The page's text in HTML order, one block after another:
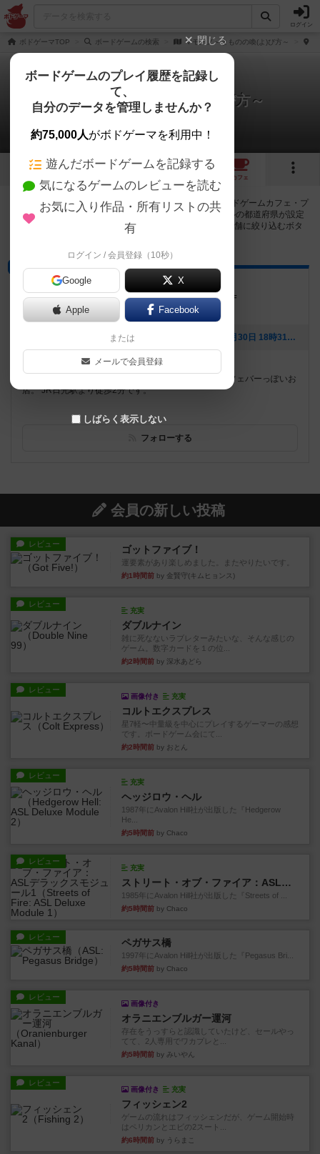
ログイン
ボドゲーマTOP ボードゲームの検索 マモノノ～まものの喚(よ)び方～
マモノノ～まものの喚(よ)び方～
13店のカフェ/スペースが提供中
4 6
カフェ
マモノノ～まものの喚(よ)び方～で遊ぶことができるボードゲームカフェ・プ
レイスペースが13店登録されています。公開プロフィールの都道府県が設定
されたアカウントでログインすると、同じ都道府県内の店舗に絞り込むボタ
バー
PUB&CAFE ヨロズヤ
栃木県日光市東和町2-9 パステルハイツ1F
[NEW] ボードゲーム部活動 #よろボドゲ（2017年09月30日 18時31分）
遊べるボードゲーム
206個
「呑んで遊べる小粋な飲食店」をコンセプトにしたカフェバーっぽいお
店。 JR日光駅より徒歩2分です。
フォローする
会員の新しい投稿
レビュー ゴットファイブ！
運要素があり楽しめました。またやりたいです。
約1時間前 by 金賢守(キムヒョンス)
レビュー
充実
ダブルナイン
雑に死なないラブレターみたいな、そんな感じの
ゲーム。数字カードを１の位...
約2時間前 by 深水あどら
レビュー
画像付き 充実
コルトエクスプレス
星7軽〜中量級を中心にプレイするゲーマーの感想
です。ボードゲーム会にて...
約2時間前 by おとん
レビュー
充実
ヘッジロウ・ヘル
1987年にAvalon Hill社が出版した『Hedgerow
He...
約5時間前 by Chaco
レビュー
充実
ストリート・オブ・ファイア：ASLデラックスモジュール1
1985年にAvalon Hill社が出版した『Streets of ...
約5時間前 by Chaco
レビュー ペガサス橋
1997年にAvalon Hill社が出版した『Pegasus Bri...
約5時間前 by Chaco
レビュー
画像付き
オラニエンブルガー運河
存在をうっすらと認識していたけど、セールやっ
てて、2人専用でワカプレと...
約5時間前 by みいやん
レビュー
画像付き 充実
フィッシェン2
ゲームの流れはフィッシェンだが、ゲーム開始時
はペリカンとエビの2スート...
約6時間前 by うらまこ
閉じる
ボードゲームのプレイ履歴を記録し
て、
自分のデータを管理しませんか？
約75,000人がボドゲーマを利用中！
遊んだボードゲームを記録する
気になるゲームのレビューを読む
お気に入り作品・所有リストの共
有
ログイン / 会員登録（10秒）
Google X
Apple Facebook
または
メールで会員登録
しばらく表示しない